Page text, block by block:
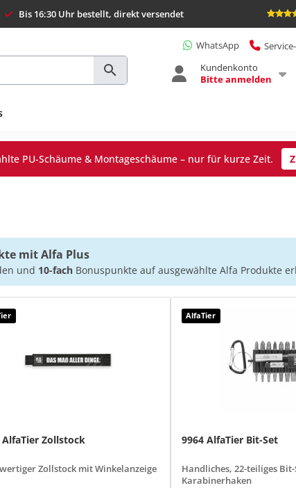
Bis 16:30 Uhr bestellt, direkt versendet
WhatsApp
Kundenkonto
Bitte anmelden
PU-Schäume & Montageschäume – nur für kurze Zeit.
mit Alfa Plus
und 10-fach Bonuspunkte auf ausgewählte Alfa Produkte
AlfaTier Zollstock
Zollstock mit Winkelanzeige
AlfaTier
9964 AlfaTier Bit-Set
Handliches, 22-teiliges
Karabinerhaken